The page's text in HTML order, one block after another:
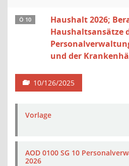
Ö 10
Haushalt 2026;
Haushaltsansätze
und der
10/126/2025
Vorlage
AOD 0100 SG 10
2026